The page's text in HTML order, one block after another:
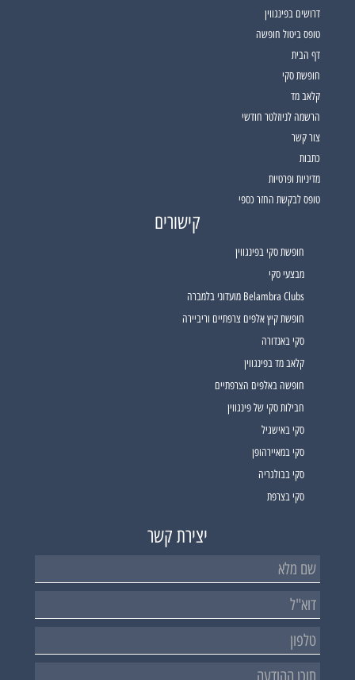
דרושים בפינגווין
טופס ביטול חופשה
דף הבית
חופשת סקי
קלאב מד
הרשמה לניוזלטר חודשי
צור קשר
כתבות
מדיניות ופרטיות
טופס לבקשת החזר כספי
קישורים
חופשת סקי בפינגווין
מבצעי סקי
Belambra Clubs מועדוני בלמברה
חופשת קיץ אלפים צרפתיים וריביירה
סקי באנדורה
קלאב מד בפינגווין
חופשה באלפים הצרפתיים
חבילות סקי של פינגווין
סקי באישגיל
סקי במאיירהופן
סקי בבולגריה
סקי בצרפת
יצירת קשר